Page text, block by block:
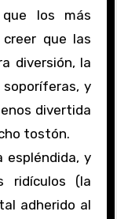
los más
que las
diversión, la
y
divertida
tostón.
espléndida, y
ridículos (la
adherido al